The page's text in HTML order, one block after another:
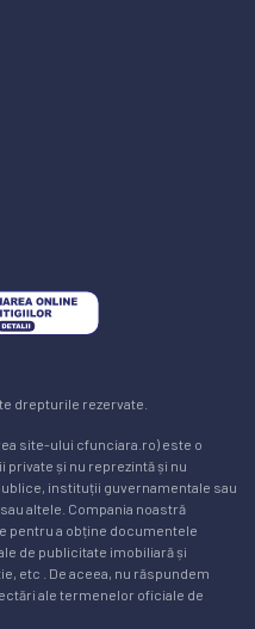
drepturile rezervate.
site-ului cfunciara.ro) este o
private și nu reprezintă și nu
instituții guvernamentale sau
altele. Compania noastră
pentru a obține documentele
de publicitate imobiliară și
etc . De aceea, nu răspundem
ale termenelor oficiale de